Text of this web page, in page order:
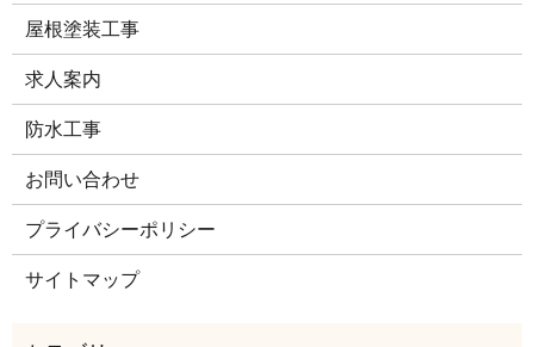
屋根塗装工事
求人案内
防水工事
お問い合わせ
プライバシーポリシー
サイトマップ